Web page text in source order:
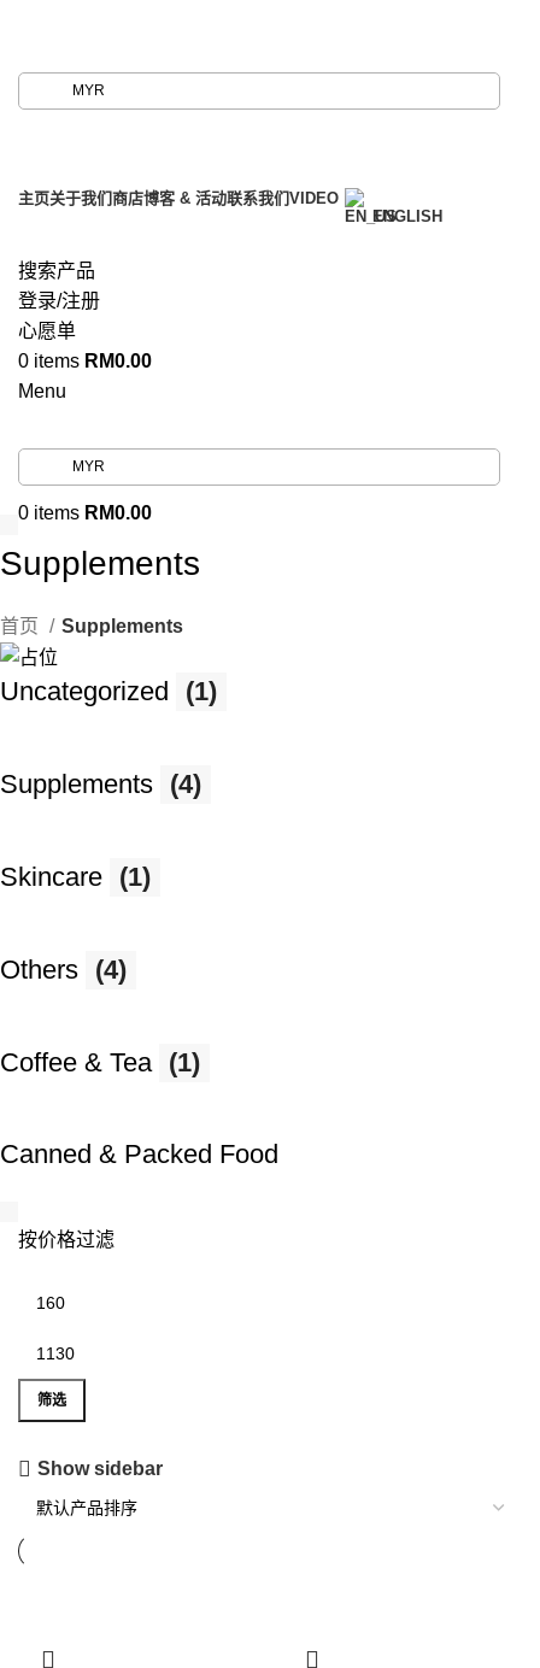
MYR
主页关于我们商店博客 & 活动联系我们VIDEO
ENGLISH
搜索产品
登录/注册
心愿单
0 items RM0.00
Menu
MYR
0 items RM0.00
Supplements
首页 Supplements
Uncategorized (1)
Supplements (4)
Skincare (1)
Others (4)
Coffee & Tea (1)
Canned & Packed Food
按价格过滤
筛选
Show sidebar